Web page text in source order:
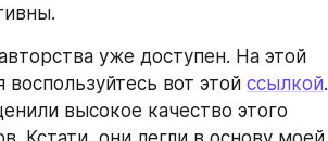
уже доступен. На этой
вот этой ссылкой.
высокое качество этого